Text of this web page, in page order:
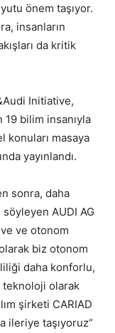
önem taşıyor.
insanların
da kritik
Initiative,
bilim insanıyla
masaya
yayınlandı.
sonra, daha
AUDI AG
ve ve otonom
biz otonom
daha konforlu,
teknoloji olarak
şirketi CARIAD
ileriye taşıyoruz“